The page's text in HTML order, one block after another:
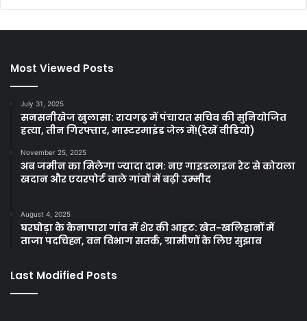
Most Viewed Posts
July 31, 2025
सनसनीखेज खुलासा: रायगढ़ में पंचायत सचिव की सुनियोजित
हत्या, तीन गिरफ्तार, मास्टरमाइंड जेल में!(देखें वीडियो)
November 25, 2025
अब जमीन का मिलेगा ज्यादा दाम: नए गाइडलाइन रेट से कोयला
खदान और एयरपोर्ट वाले गांवों में बढ़ी उम्मीद
August 4, 2025
घरघोड़ा के केनापारा गांव में शेर की आहट: खेत-खलिहानों में
ताजा पदचिह्न, वन विभाग सतर्क, ग्रामीणों के लिए सुझाव
Last Modified Posts